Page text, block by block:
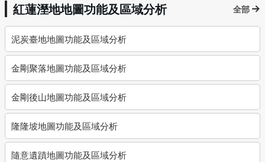
紅蓮溼地地圖功能及區域分析 全部
泥炭臺地地圖功能及區域分析
金剛聚落地圖功能及區域分析
金剛後山地圖功能及區域分析
隆隆坡地圖功能及區域分析
隨意遺蹟地圖功能及區域分析